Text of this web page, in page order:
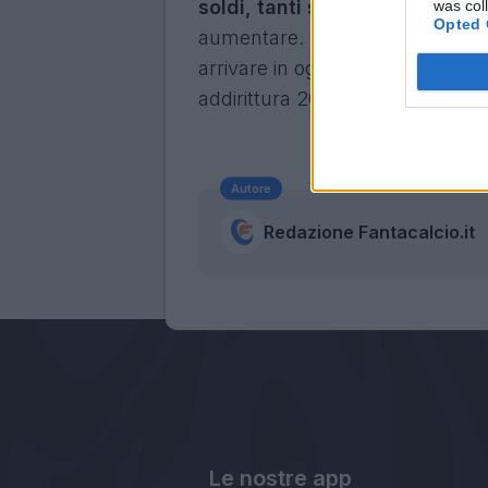
was
Opted
soldi, tanti soldi: almeno 15,
aumentare.
La Lazio è ferma
arrivare in ogni momento,
addirittura 20: il tempo però
Autore
Redazione Fantacalcio.it
Le nostre app